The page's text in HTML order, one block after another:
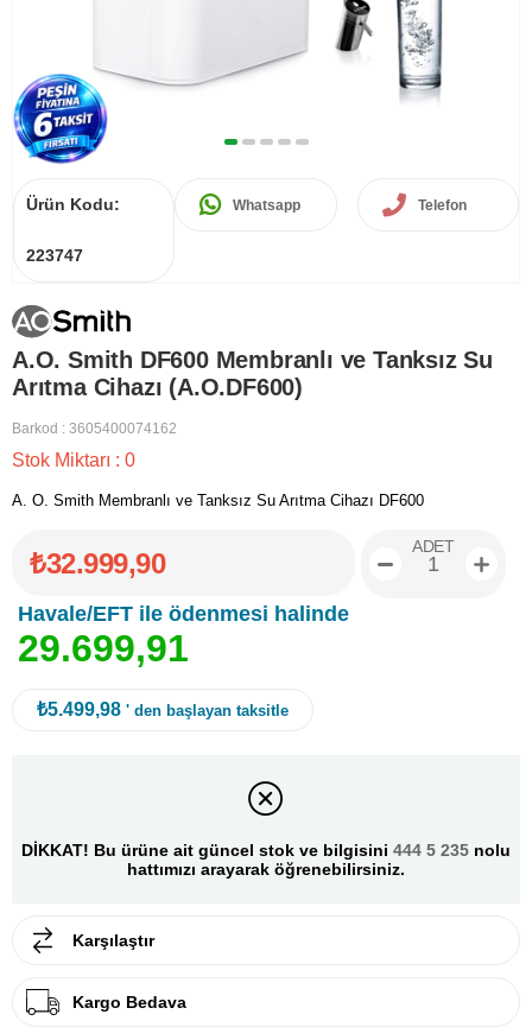
Ürün Kodu:
223747
Whatsapp Telefon
A.O. Smith DF600 Membranlı ve Tanksız Su
Arıtma Cihazı (A.O.DF600)
Barkod : 3605400074162
Stok Miktarı : 0
A. O. Smith Membranlı ve Tanksız Su Arıtma Cihazı DF600
₺32.999,90
Havale/EFT ile ödenmesi halinde
29.699,91
ADET
₺5.499,98 ' den başlayan taksitle
DİKKAT! Bu ürüne ait güncel stok ve bilgisini 444 5 235 nolu
hattımızı arayarak öğrenebilirsiniz.
Karşılaştır
Kargo Bedava